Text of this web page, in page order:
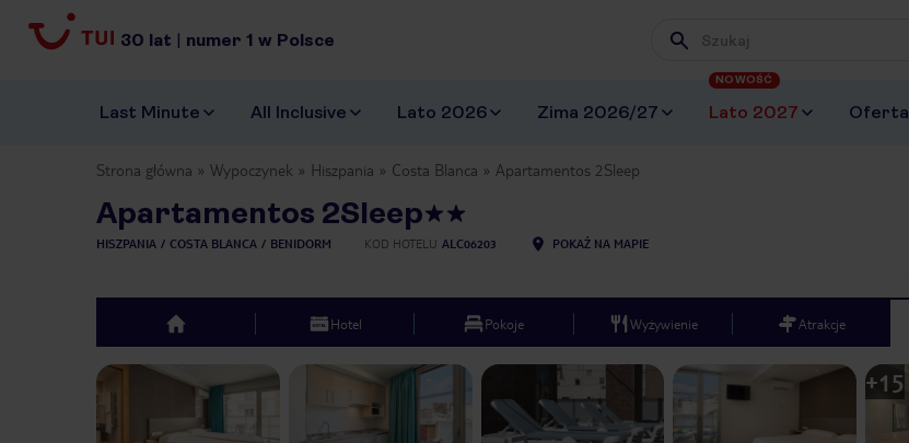
30 lat | numer 1 w Polsce Wpisz frazę, której szukasz
Last Minute All Inclusive Lato 2026 Zima 2026/27 Lato 2027
NOWOŚĆ
Oferta
Strona główna Wypoczynek Hiszpania Costa Blanca Apartamentos 2Sleep
Apartamentos 2Sleep
HISZPANIA COSTA BLANCA BENIDORM KOD HOTELU ALC06203 POKAŻ NA MAPIE
top Hotel Pokoje Wyżywienie Atrakcje
Previous slide +15